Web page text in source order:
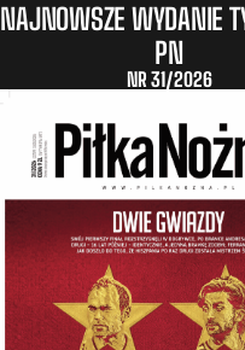
NAJNOWSZE WYDANIE
PN
NR 31/2026